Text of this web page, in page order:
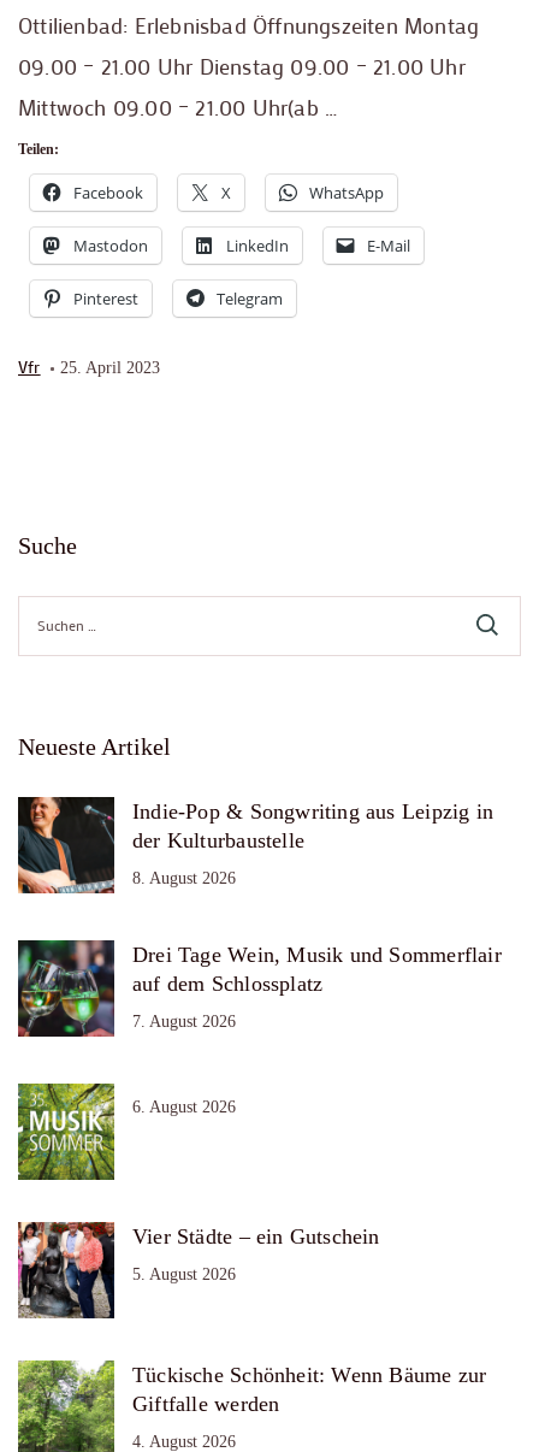
Ottilienbad: Erlebnisbad Öffnungszeiten Montag
09.00 – 21.00 Uhr Dienstag 09.00 – 21.00 Uhr
Mittwoch 09.00 – 21.00 Uhr(ab …
Teilen:
Facebook X WhatsApp
Mastodon LinkedIn E-Mail
Pinterest Telegram
Vfr 25. April 2023
Suche
Suche
nach:
Neueste Artikel
Indie-Pop & Songwriting aus Leipzig in
der Kulturbaustelle
8. August 2026
Drei Tage Wein, Musik und Sommerflair
auf dem Schlossplatz
7. August 2026
6. August 2026
Vier Städte – ein Gutschein
5. August 2026
Tückische Schönheit: Wenn Bäume zur
Giftfalle werden
4. August 2026